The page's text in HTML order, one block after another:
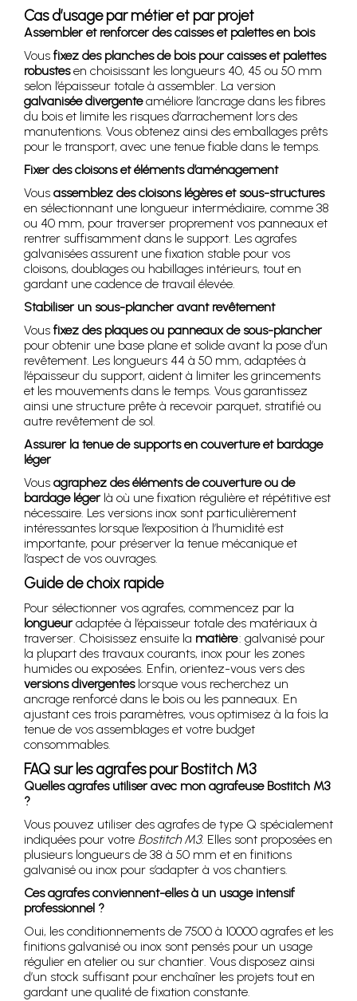
Cas d’usage par métier et par projet
Assembler et renforcer des caisses et palettes en bois
Vous fixez des planches de bois pour caisses et palettes
robustesen choisissant les longueurs 40, 45 ou 50 mm
selon l’épaisseur totale à assembler. La version
galvanisée divergenteaméliore l’ancrage dans les fibres
du bois et limite les risques d’arrachement lors des
manutentions. Vous obtenez ainsi des emballages prêts
pour le transport, avec une tenue fiable dans le temps.
Fixer des cloisons et éléments d’aménagement
Vous assemblez des cloisons légères et sous-structures
en sélectionnant une longueur intermédiaire, comme 38
ou 40 mm, pour traverser proprement vos panneaux et
rentrer suffisamment dans le support. Les agrafes
galvanisées assurent une fixation stable pour vos
cloisons, doublages ou habillages intérieurs, tout en
gardant une cadence de travail élevée.
Stabiliser un sous-plancher avant revêtement
Vous fixez des plaques ou panneaux de sous-plancher
pour obtenir une base plane et solide avant la pose d’un
revêtement. Les longueurs 44 à 50 mm, adaptées à
l’épaisseur du support, aident à limiter les grincements
et les mouvements dans le temps. Vous garantissez
ainsi une structure prête à recevoir parquet, stratifié ou
autre revêtement de sol.
Assurer la tenue de supports en couverture et bardage
léger
Vous agraphez des éléments de couverture ou de
bardage légerlà où une fixation régulière et répétitive est
nécessaire. Les versions inox sont particulièrement
intéressantes lorsque l’exposition à l’humidité est
importante, pour préserver la tenue mécanique et
l’aspect de vos ouvrages.
Guide de choix rapide
Pour sélectionner vos agrafes, commencez par la
longueuradaptée à l’épaisseur totale des matériaux à
traverser. Choisissez ensuite la matière: galvanisé pour
la plupart des travaux courants, inox pour les zones
humides ou exposées. Enfin, orientez-vous vers des
versions divergenteslorsque vous recherchez un
ancrage renforcé dans le bois ou les panneaux. En
ajustant ces trois paramètres, vous optimisez à la fois la
tenue de vos assemblages et votre budget
consommables.
FAQ sur les agrafes pour Bostitch M3
Quelles agrafes utiliser avec mon agrafeuse Bostitch M3
?
Vous pouvez utiliser des agrafes de type Q spécialement
indiquées pour votre Bostitch M3. Elles sont proposées en
plusieurs longueurs de 38 à 50 mm et en finitions
galvanisé ou inox pour s’adapter à vos chantiers.
Ces agrafes conviennent-elles à un usage intensif
professionnel ?
Oui, les conditionnements de 7500 à 10000 agrafes et les
finitions galvanisé ou inox sont pensés pour un usage
régulier en atelier ou sur chantier. Vous disposez ainsi
d’un stock suffisant pour enchaîner les projets tout en
gardant une qualité de fixation constante.